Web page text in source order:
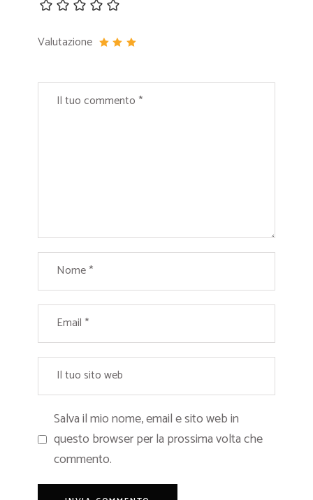
Valutazione
Salva il mio nome, email e sito web in
questo browser per la prossima volta che
commento.